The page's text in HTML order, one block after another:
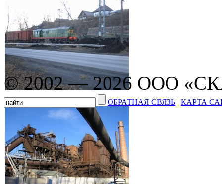
© 2002 — 2026 ООО
ОБРАТНАЯ СВЯЗЬ | КАРТА